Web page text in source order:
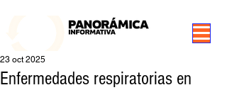
Enfermedades respiratorias en
23 oct 2025